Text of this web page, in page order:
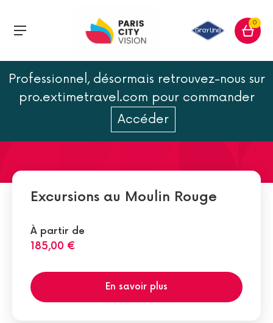
0
Professionnel, désormais retrouvez-nous sur
pro.extimetravel.com pour commander
Accéder
Toulouse Lautrec: le peintre
du Moulin Rouge
Excursions au Moulin Rouge
À partir de
185,00 €
En savoir plus